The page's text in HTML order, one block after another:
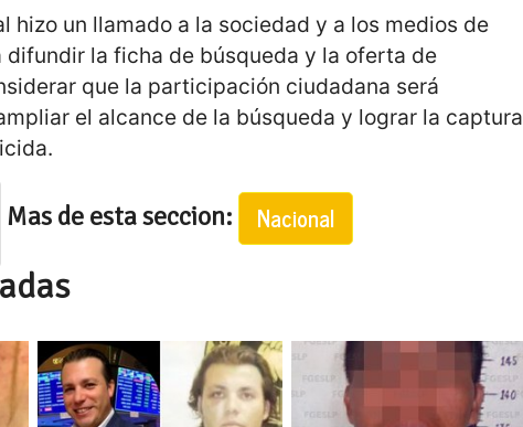
hizo un llamado a la sociedad y a los medios de
difundir la ficha de búsqueda y la oferta de
que la participación ciudadana será
el alcance de la búsqueda y lograr la captura
Mas de esta seccion: Nacional